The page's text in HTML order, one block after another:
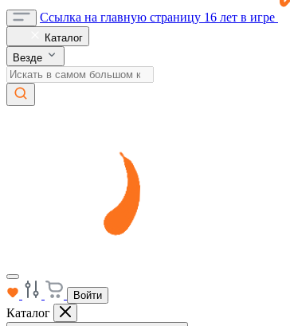
Ссылка на главную страницу 16 лет в игре
Каталог
Везде
Войти
Каталог